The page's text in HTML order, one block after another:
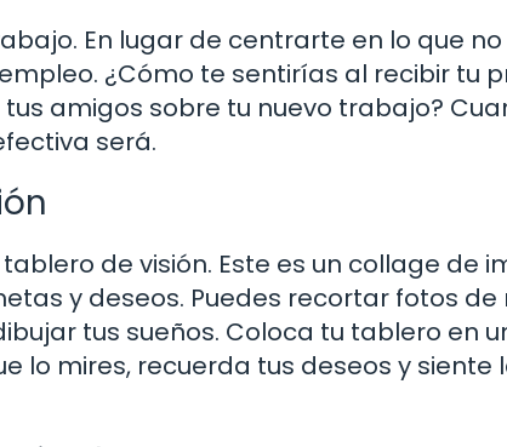
En lugar de centrarte en lo que no
¿Cómo te sentirías al recibir tu
amigos sobre tu nuevo trabajo?
será.
de visión. Este es un collage de
y deseos. Puedes recortar fotos de
tus sueños. Coloca tu tablero en
lo mires, recuerda tus deseos y siente